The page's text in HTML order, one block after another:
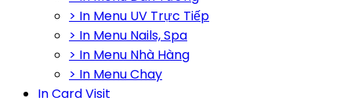
> In Menu UV Trực Tiếp
> In Menu Nails, Spa
> In Menu Nhà Hàng
> In Menu Chay
In Card Visit